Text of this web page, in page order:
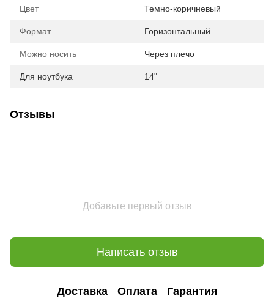
Цвет Темно-коричневый
Формат Горизонтальный
Можно носить Через плечо
Для ноутбука 14"
Отзывы
Добавьте первый отзыв
Написать отзыв
Доставка Оплата Гарантия